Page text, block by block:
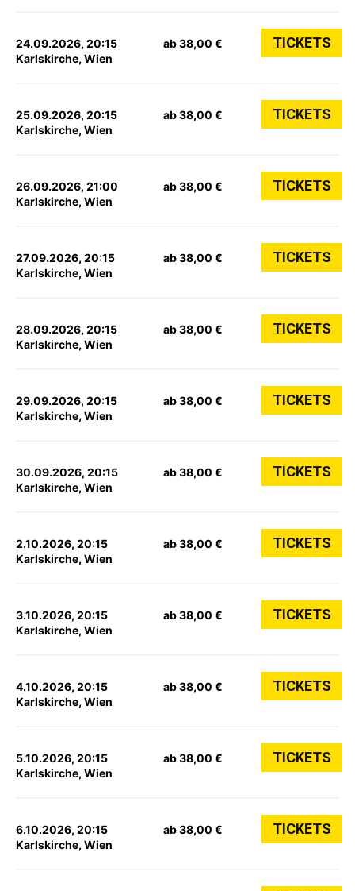
24.09.2026, 20:15
Karlskirche, Wien
ab 38,00 € TICKETS
25.09.2026, 20:15
Karlskirche, Wien
ab 38,00 € TICKETS
26.09.2026, 21:00
Karlskirche, Wien
ab 38,00 € TICKETS
27.09.2026, 20:15
Karlskirche, Wien
ab 38,00 € TICKETS
28.09.2026, 20:15
Karlskirche, Wien
ab 38,00 € TICKETS
29.09.2026, 20:15
Karlskirche, Wien
ab 38,00 € TICKETS
30.09.2026, 20:15
Karlskirche, Wien
ab 38,00 € TICKETS
2.10.2026, 20:15
Karlskirche, Wien
ab 38,00 € TICKETS
3.10.2026, 20:15
Karlskirche, Wien
ab 38,00 € TICKETS
4.10.2026, 20:15
Karlskirche, Wien
ab 38,00 € TICKETS
5.10.2026, 20:15
Karlskirche, Wien
ab 38,00 € TICKETS
6.10.2026, 20:15
Karlskirche, Wien
ab 38,00 € TICKETS